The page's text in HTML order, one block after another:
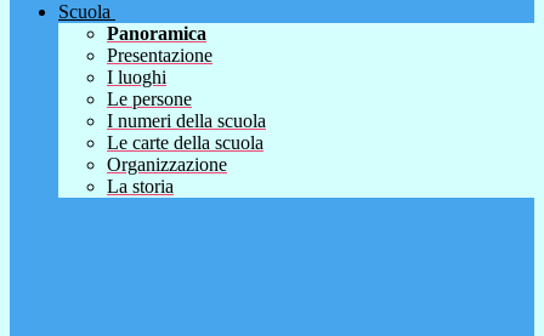
Scuola
Panoramica
Presentazione
I luoghi
Le persone
I numeri della scuola
Le carte della scuola
Organizzazione
La storia